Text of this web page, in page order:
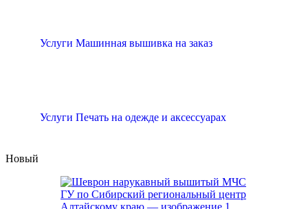
Услуги Машинная вышивка на заказ
Услуги Печать на одежде и аксессуарах
Новый